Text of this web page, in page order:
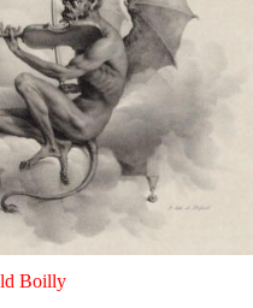
Boilly